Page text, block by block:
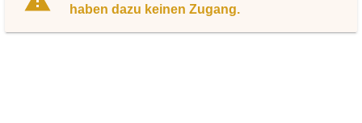
haben dazu keinen Zugang.